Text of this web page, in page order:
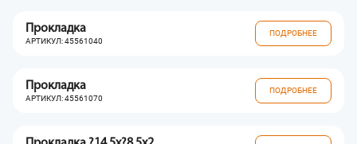
Прокладка
АРТИКУЛ: 45561040
ПОДРОБНЕЕ
Прокладка
АРТИКУЛ: 45561070
ПОДРОБНЕЕ